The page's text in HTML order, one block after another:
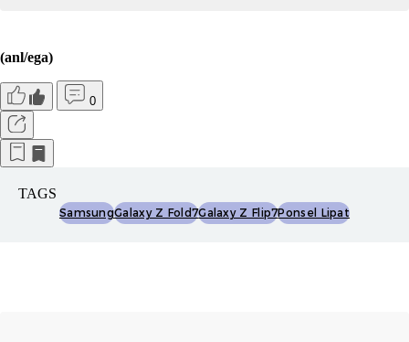
(anl/ega)
0
TAGS
SamsungGalaxy Z Fold7Galaxy Z Flip7Ponsel Lipat